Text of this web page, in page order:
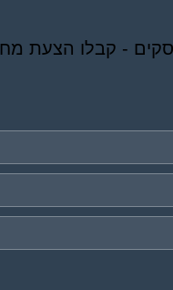
- קבלו הצעת